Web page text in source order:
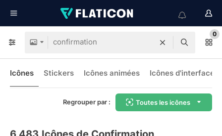
0
Icônes Stickers Icônes animées Icônes d'interface
Regrouper par : Toutes les icônes